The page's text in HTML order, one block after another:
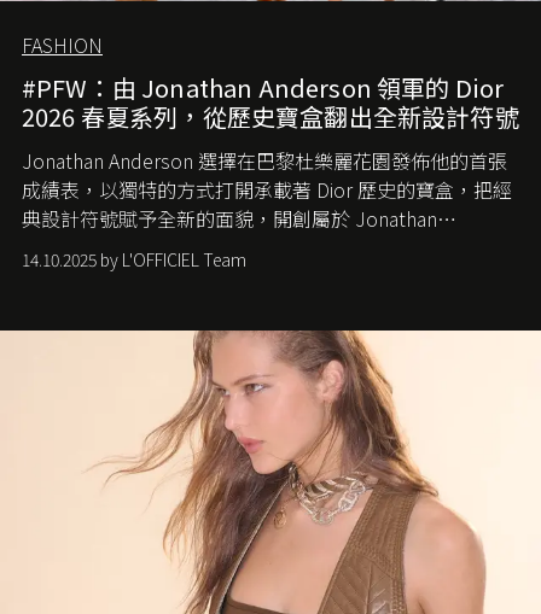
FASHION
#PFW：由 Jonathan Anderson 領軍的 Dior
2026 春夏系列，從歷史寶盒翻出全新設計符號
Jonathan Anderson 選擇在巴黎杜樂麗花園發佈他的首張
成績表，以獨特的方式打開承載著 Dior 歷史的寶盒，把經
典設計符號賦予全新的面貌，開創屬於 Jonathan
Anderson 的 Dior 時代。
14.10.2025 by L'OFFICIEL Team